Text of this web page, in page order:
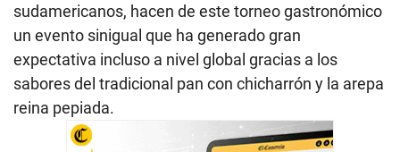
sudamericanos, hacen de este torneo gastronómico
un evento sinigual que ha generado gran
expectativa incluso a nivel global gracias a los
sabores del tradicional pan con chicharrón y la arepa
reina pepiada.